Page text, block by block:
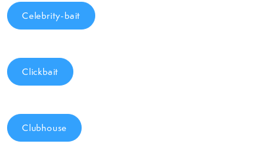
Celebrity-bait
Clickbait
Clubhouse